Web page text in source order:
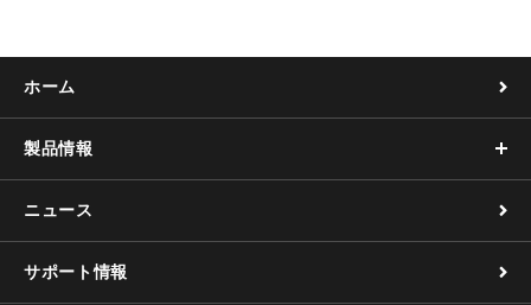
k
ホーム
製品情報
ニュース
サポート情報